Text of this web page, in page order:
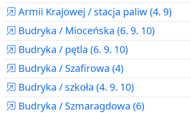
Armii Krajowej / stacja paliw (4. 9)
Budryka / Mioceńska (6. 9. 10)
Budryka / pętla (6. 9. 10)
Budryka / Szafirowa (4)
Budryka / szkoła (4. 9. 10)
Budryka / Szmaragdowa (6)